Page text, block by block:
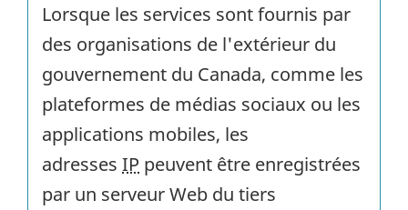
Lorsque les services sont fournis par
des organisations de l'extérieur du
gouvernement du Canada, comme les
plateformes de médias sociaux ou les
applications mobiles, les
adresses IP peuvent être enregistrées
par un serveur Web du tiers